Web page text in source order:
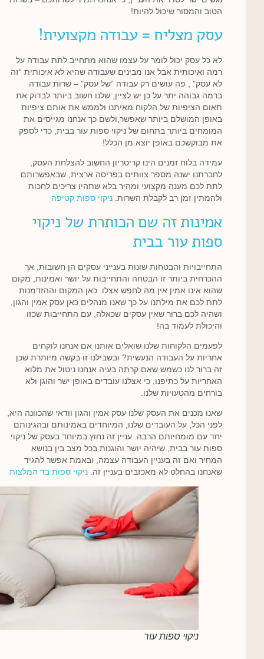
הטוב והמסור שיכול להיות!
עסק מצליח = עבודה מקצועית!
לא כל עסק יכול לומר על עצמו שהוא מתחייב לתת עבודה על
רמה ואיכותית אבל אנו מבינים שעבודה שהיא לא איכותית “זה
לא עסק” , פה עושים רק עבודה “של עסק” – שרות עבודה
ברמה גבוהה יתר על כן יש לציין, שלנו חשוב ביותר לבדוק את
תאום הציפיות של הלקוח מאיתנו ולממש את אותם ציפיות
באופן המושלם ביותר שאפשר,ולשם כך אנחנו מגייסים את
המומחים ביותר בתחום של ניקוי ספות עור בבית, כדי לספק
את מבוקשכם באופן יוצא מן הכלל!
עמידה בלוח זמנים הינו קריטריון החשוב להצלחת העסק,
לחברתנו ישנה מספר צוותים בפריסה ארצית, שבאפשרותם
לתת לכם מענה מקצועי ומהיר בלא שתהיו צריכים לחכות
ולהמתין זמן רב לקבלת השרות.ניקוי ספות קטיפה
אמינות זה שם הכותרת של ניקוי
ספות עור בבית
התחייבויות והבטחות שונות בענייני עסקים הן חשובות, אך
ההכרחית ביותר זו הבטחה והתחייבות על יושר ואמינות, מקום
שהוא אינו אמין אין מה לחפש אצלו. כאן המקום וההזדמנות
לתת לכם את מילתנו על כך שאנו מנהלים כאן עסק אמין והגון,
ושהיה לכם ברור שאין עסקים שכאלה, עם התחייבות שכזו
והיכולת לעמוד בה!
לפעמים הלקוחות שלנו שואלים אותנו אם אנחנו לוקחים
אחריות על העבודה הנעשית? ובשבילנו זו בקשה מיותרת שכן
זה ברור לנו כשמש שאם קרתה בעיה אנחנו ניטול את מלוא
האחריות על כתיפנו, כי אצלנו עובדים באופן ישר והוגן ולא
בורחים מהטעויות שלנו.
שאנו מכנים את העסק שלנו עסק אמין והגון וודאי שהכוונה היא,
לפני הכל, על העובדים שלנו, המיוחדים באמינותם ובהגינותם
יחד עם מומחיותם הרבה. עניין זה נחוץ במיוחד בעסק של ניקוי
ספות עור בבית, שיהיה יושר והוגנות בכל מצב בין בנושא
המחיר ואם זה בעניין העבודה עצמה, ובאמת אפשר להגיד
שאנחנו בהחלט לא מאכזבים בעניין זה.ניקוי ספות בד המלצות
ניקוי ספות עור